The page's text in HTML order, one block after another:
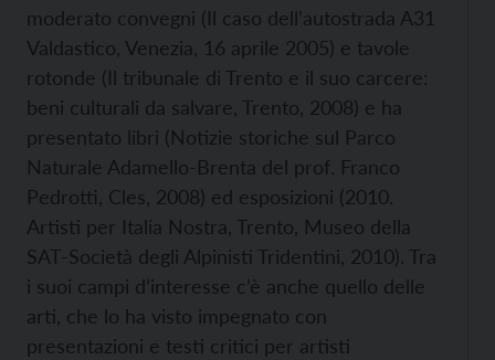
moderato convegni (Il caso dell’autostrada A31
Valdastico, Venezia, 16 aprile 2005) e tavole
rotonde (Il tribunale di Trento e il suo carcere:
beni culturali da salvare, Trento, 2008) e ha
presentato libri (Notizie storiche sul Parco
Naturale Adamello-Brenta del prof. Franco
Pedrotti, Cles, 2008) ed esposizioni (2010.
Artisti per Italia Nostra, Trento, Museo della
SAT-Società degli Alpinisti Tridentini, 2010). Tra
i suoi campi d’interesse c’è anche quello delle
arti, che lo ha visto impegnato con
presentazioni e testi critici per artisti